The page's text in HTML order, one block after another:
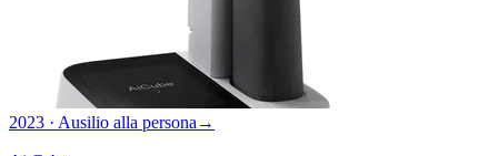
2023 · Ausilio alla persona →